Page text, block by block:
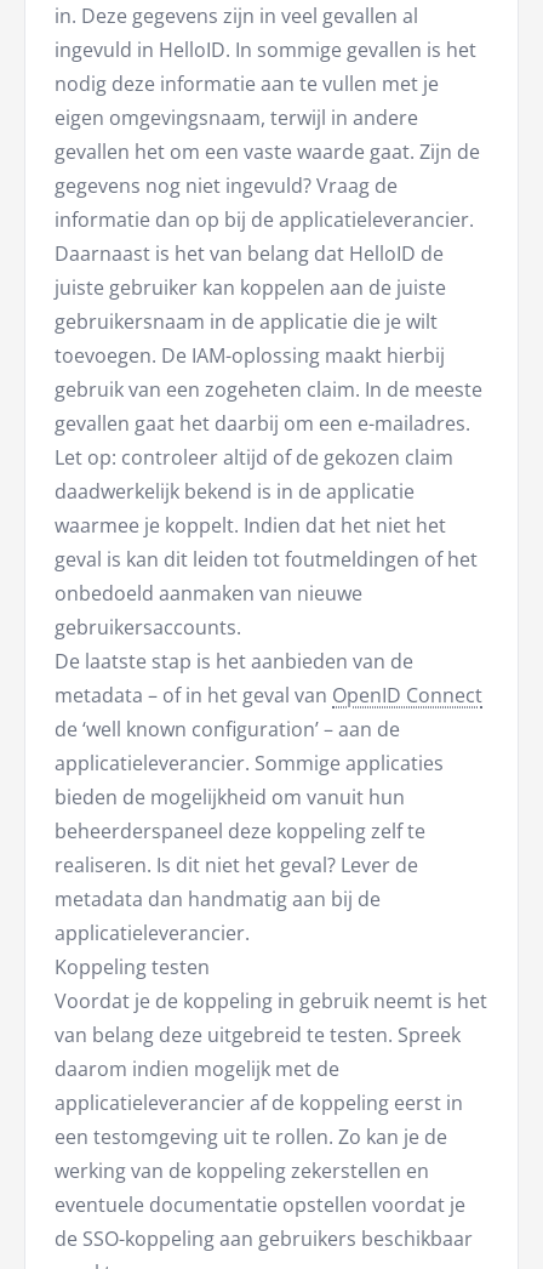
in. Deze gegevens zijn in veel gevallen al
ingevuld in HelloID. In sommige gevallen is het
nodig deze informatie aan te vullen met je
eigen omgevingsnaam, terwijl in andere
gevallen het om een vaste waarde gaat. Zijn de
gegevens nog niet ingevuld? Vraag de
informatie dan op bij de applicatieleverancier.
Daarnaast is het van belang dat HelloID de
juiste gebruiker kan koppelen aan de juiste
gebruikersnaam in de applicatie die je wilt
toevoegen. De IAM-oplossing maakt hierbij
gebruik van een zogeheten claim. In de meeste
gevallen gaat het daarbij om een e-mailadres.
Let op: controleer altijd of de gekozen claim
daadwerkelijk bekend is in de applicatie
waarmee je koppelt. Indien dat het niet het
geval is kan dit leiden tot foutmeldingen of het
onbedoeld aanmaken van nieuwe
gebruikersaccounts.
De laatste stap is het aanbieden van de
metadata – of in het geval van OpenID Connect
de ‘well known configuration’ – aan de
applicatieleverancier. Sommige applicaties
bieden de mogelijkheid om vanuit hun
beheerderspaneel deze koppeling zelf te
realiseren. Is dit niet het geval? Lever de
metadata dan handmatig aan bij de
applicatieleverancier.
Koppeling testen
Voordat je de koppeling in gebruik neemt is het
van belang deze uitgebreid te testen. Spreek
daarom indien mogelijk met de
applicatieleverancier af de koppeling eerst in
een testomgeving uit te rollen. Zo kan je de
werking van de koppeling zekerstellen en
eventuele documentatie opstellen voordat je
de SSO-koppeling aan gebruikers beschikbaar